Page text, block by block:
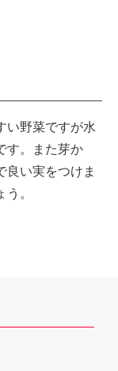
い野菜ですが水
す。また芽か
良い実をつけま
。